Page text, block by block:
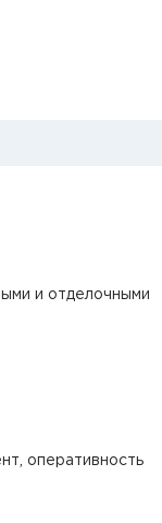
и отделочными
оперативность